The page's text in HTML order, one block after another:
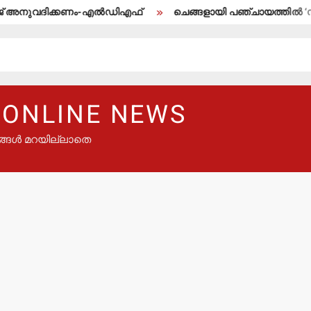
എല്‍ഡിഎഫ് ചെങ്ങളായി പഞ്ചായത്തില്‍
NEWS
മറയില്ലാതെ